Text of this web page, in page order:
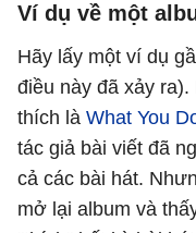
Ví dụ về một
Hãy lấy một ví dụ
điều này đã xảy
thích là What You
tác giả bài viết đã
cả các bài hát.
mở lại album và